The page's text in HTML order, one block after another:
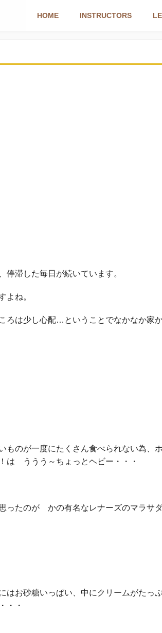
HOME INSTRUCTORS
滞した毎日が続いています。
よね。
ろは少し心配…ということでなかなか家
ものが一度にたくさん食べられない為、
は ううう～ちょっとヘビー・・・
ったのが かの有名なレナーズのマラサ
はお砂糖いっぱい、中にクリームがたっ
・・